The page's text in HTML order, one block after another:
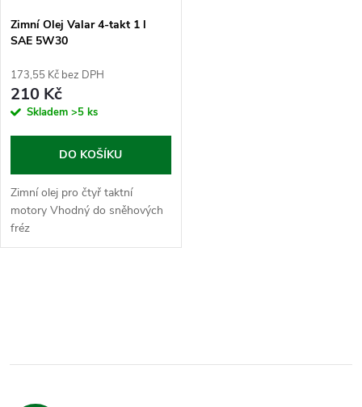
Zimní Olej Valar 4-takt 1 l
SAE 5W30
173,55 Kč bez DPH
210 Kč
Skladem >5 ks
DO KOŠÍKU
Zimní olej pro čtyř taktní
motory Vhodný do sněhových
fréz
l